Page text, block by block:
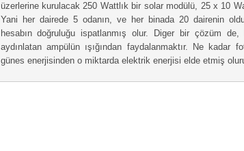
üzerlerine kurulacak 250 Wattlık bir solar modülü, 25 x 10
Yani her dairede 5 odanın, ve her binada 20 dairenin
hesabın doğruluğu ispatlanmış olur. Diger bir çözüm de,
aydınlatan ampülün ışığından faydalanmaktır. Ne kadar
günes enerjisinden o miktarda elektrik enerjisi elde etmiş